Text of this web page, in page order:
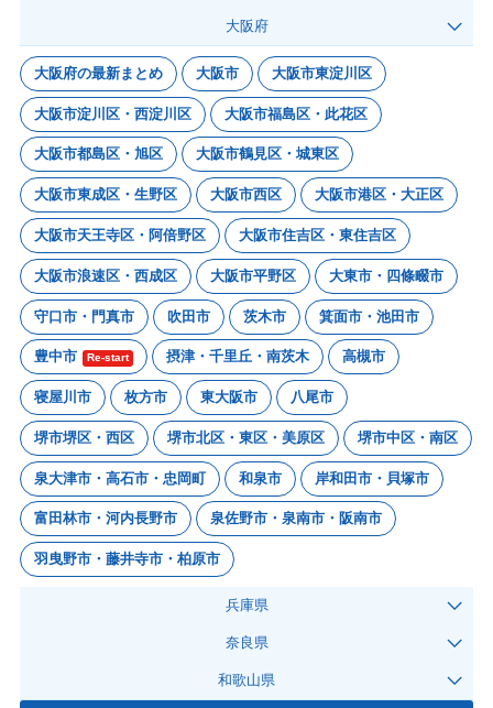
大阪府
大阪府の最新まとめ 大阪市 大阪市東淀川区
大阪市淀川区・西淀川区 大阪市福島区・此花区
大阪市都島区・旭区 大阪市鶴見区・城東区
大阪市東成区・生野区 大阪市西区 大阪市港区・大正区
大阪市天王寺区・阿倍野区 大阪市住吉区・東住吉区
大阪市浪速区・西成区 大阪市平野区 大東市・四條畷市
守口市・門真市 吹田市 茨木市 箕面市・池田市
豊中市 Re-start 摂津・千里丘・南茨木 高槻市
寝屋川市 枚方市 東大阪市 八尾市
堺市堺区・西区 堺市北区・東区・美原区 堺市中区・南区
泉大津市・高石市・忠岡町 和泉市 岸和田市・貝塚市
富田林市・河内長野市 泉佐野市・泉南市・阪南市
羽曳野市・藤井寺市・柏原市
兵庫県
奈良県
和歌山県